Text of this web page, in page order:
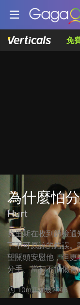
免
為什麼怕
Hurt
克里斯在收到篩檢
下不可原諒的錯誤
望關頭安慰他，但
分手。當初不怕傷害
10m新加坡2016